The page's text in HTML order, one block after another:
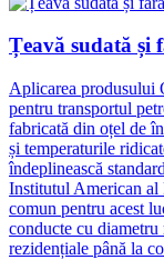
Țeavă sudată și
Aplicarea produsului
pentru transportul
fabricată din oțel de
și temperaturile
îndeplinească
Institutul American al
comun pentru acest
conducte cu
rezidențiale până la